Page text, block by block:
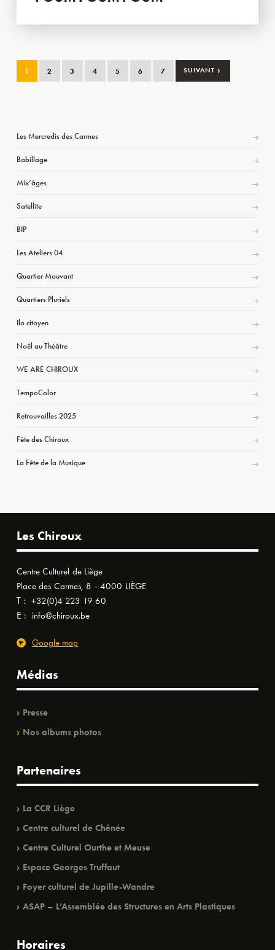
1 2 3 4 5 6 7 SUIVANT ›
Les Mercredis des Carmes
Babillage
Mix’âges
Satellite
BIP
Les Ateliers 04
Quartier Mouvant
Quartiers Pluriels
Ilo citoyen
Noël au Théâtre
WE ARE CHIROUX
TempoColor
Retrouvailles 2025
Fête des Chiroux
La Fête de la Musique
Les Chiroux
Centre Culturel de Liège
Place des Carmes, 8 - 4000 LIÈGE
T : +32(0)4 223 19 60
E : info@chiroux.be
Google map
Médias
Presse
Nos albums photos
Partenaires
La CCR Liège
Centre culturel de Chênée
Centre Culturel Ourthe et Meuse
Espace Georges Truffaut
Foyer culturel de Jupille-Wandre
ASAP – L’Assemblée des Structures en Arts Plastiques
Horaires